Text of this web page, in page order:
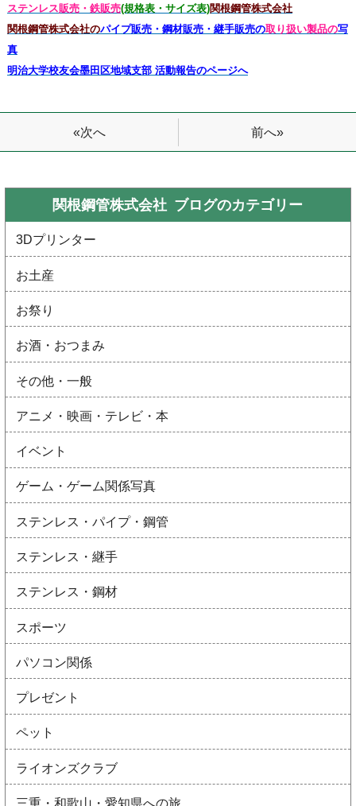
ステンレス販売・鉄販売(規格表・サイズ表)関根鋼管株式会社
関根鋼管株式会社のパイプ販売・鋼材販売・継手販売の取り扱い製品の写
真
明治大学校友会墨田区地域支部 活動報告のページへ
«次へ 前へ»
関根鋼管株式会社 ブログのカテゴリー
3Dプリンター
お土産
お祭り
お酒・おつまみ
その他・一般
アニメ・映画・テレビ・本
イベント
ゲーム・ゲーム関係写真
ステンレス・パイプ・鋼管
ステンレス・継手
ステンレス・鋼材
スポーツ
パソコン関係
プレゼント
ペット
ライオンズクラブ
三重・和歌山・愛知県への旅